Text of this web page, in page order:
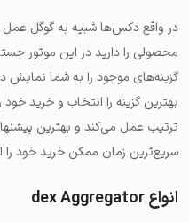
در واقع دکس‌ها شبیه به گوگل
محصولی را دارید در این موتور
گزینه‌های موجود را به شما
بهترین گزینه را انتخاب و خرید
ترتیب عمل می‌کند و بهترین
سریع‌ترین زمان ممکن خرید خود را
انواع dex Aggregator